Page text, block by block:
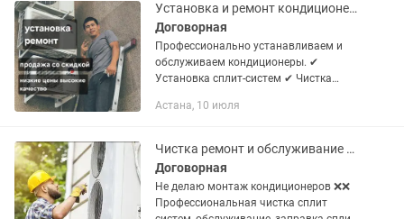
Установка и ремонт кондиционеров в Астане
Договорная
Профессионально устанавливаем и
обслуживаем кондиционеры. ✔
Установка сплит-систем ✔ Чистка
пылесосом) ✔ Заправка фреоном ✔
аккуратно и...
Астана, 10 июля
Чистка ремонт и обслуживание кондиционеров.
Договорная
He делаю монтаж кондиционеров ❌❌
Профессиональная чистка сплит